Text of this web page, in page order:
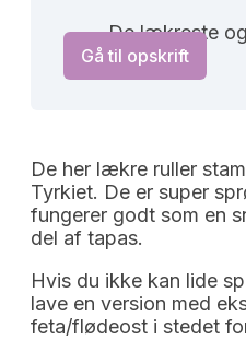
De lækreste
Gå til opskrift
De her lækre ruller
Tyrkiet. De er super
fungerer godt som en
del af tapas.
Hvis du ikke kan lide
lave en version med
feta/flødeost i stedet